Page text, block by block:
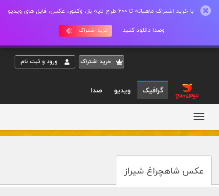
با خرید اشتراک ماهیانه تا 600 طرح لایه باز، وکتور، عکس، فایل های ویدیو
وصدا دانلود کنید. خرید اشتراک
خريد اشتراک ورود و ثبت نام
گرافیک ویدیو صدا
عکس شاهچراغ شیراز